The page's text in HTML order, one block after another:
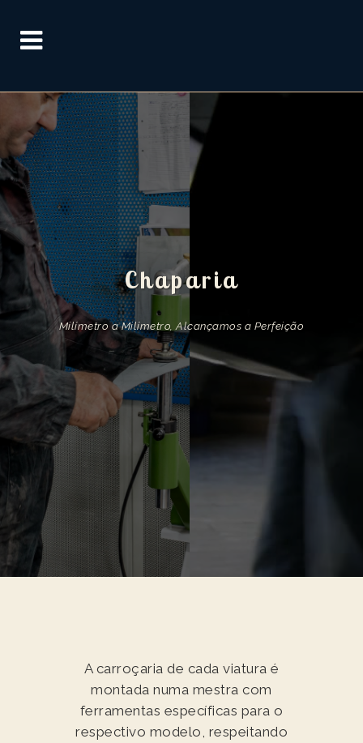
Chaparia
Milímetro a Milímetro, Alcançamos a Perfeição
A carroçaria de cada viatura é
montada numa mestra com
ferramentas específicas para o
respectivo modelo, respeitando